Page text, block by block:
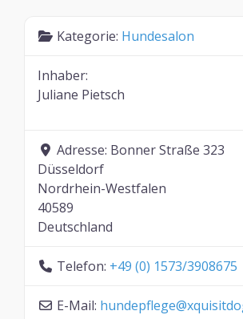
Kategorie: Hundesalon
Inhaber:
Juliane Pietsch
Adresse: Bonner Straße 323
Düsseldorf
Nordrhein-Westfalen
40589
Deutschland
Telefon: +49 (0) 1573/3908675
E-Mail: hundepflege@